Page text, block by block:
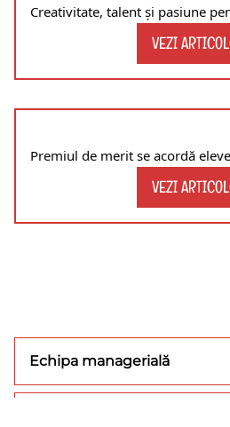
Creativitate, talent și pasiune
VEZI
Premiul de merit se acordă
VEZI
Echipa managerială